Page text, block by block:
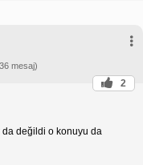
mesaj)
2
da değildi o konuyu da